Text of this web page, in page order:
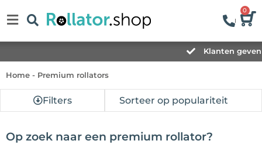
0
Klanten geven ons een 8,3
Home - Premium rollators
Filters
Op zoek naar een premium rollator?